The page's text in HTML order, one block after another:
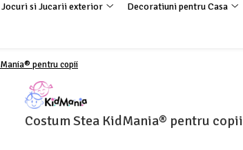
Jocuri si Jucarii exterior Decoratiuni pentru Casa
pentru copii
Costum Stea KidMania® pentru copii